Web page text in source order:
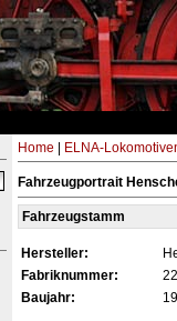
Home ELNA-
Fahrzeugportrait
Fahrzeugstamm
Hersteller:
Fabriknummer:
Baujahr: